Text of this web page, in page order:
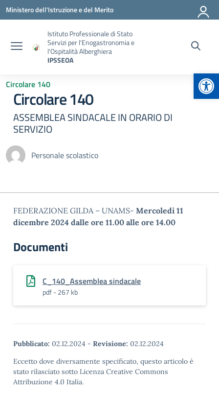
Vai ai contenuti
Vai al menu di navigazione
Vai al footer
Ministero dell'Istruzione e del Merito
Istituto Professionale di Stato
Servizi per l'Enogastronomia e
l'Ospitalità Alberghiera
IPSSEOA
Circolare 140
Circolare 140
ASSEMBLEA SINDACALE IN ORARIO DI
SERVIZIO
Personale scolastico
FEDERAZIONE GILDA – UNAMS- Mercoledì 11
dicembre 2024 dalle ore 11.00 alle ore 14.00
Documenti
C_140_Assemblea sindacale
pdf - 267 kb
Pubblicato: 02.12.2024 - Revisione: 02.12.2024
Eccetto dove diversamente specificato, questo articolo è
stato rilasciato sotto Licenza Creative Commons
Attribuzione 4.0 Italia.